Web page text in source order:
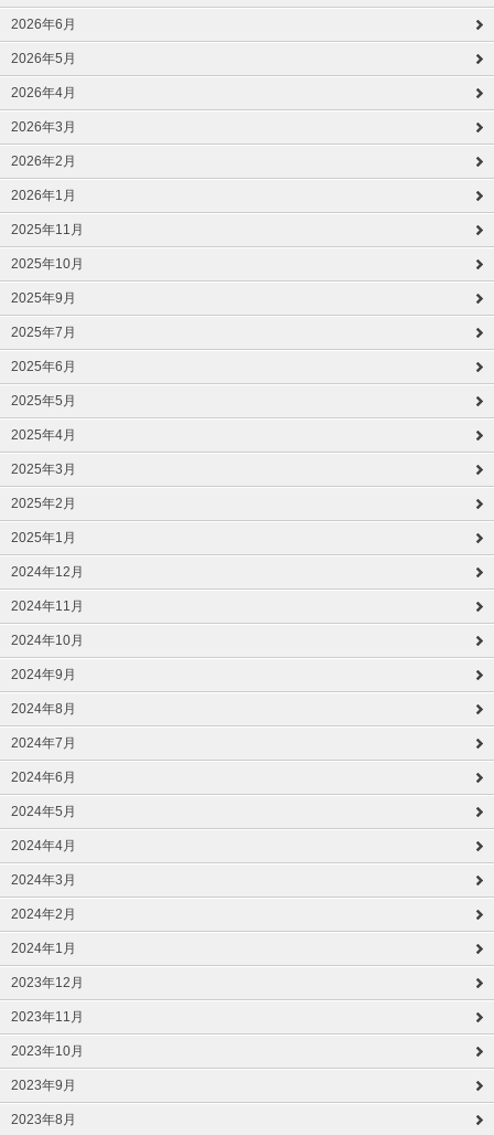
2026年6月
2026年5月
2026年4月
2026年3月
2026年2月
2026年1月
2025年11月
2025年10月
2025年9月
2025年7月
2025年6月
2025年5月
2025年4月
2025年3月
2025年2月
2025年1月
2024年12月
2024年11月
2024年10月
2024年9月
2024年8月
2024年7月
2024年6月
2024年5月
2024年4月
2024年3月
2024年2月
2024年1月
2023年12月
2023年11月
2023年10月
2023年9月
2023年8月